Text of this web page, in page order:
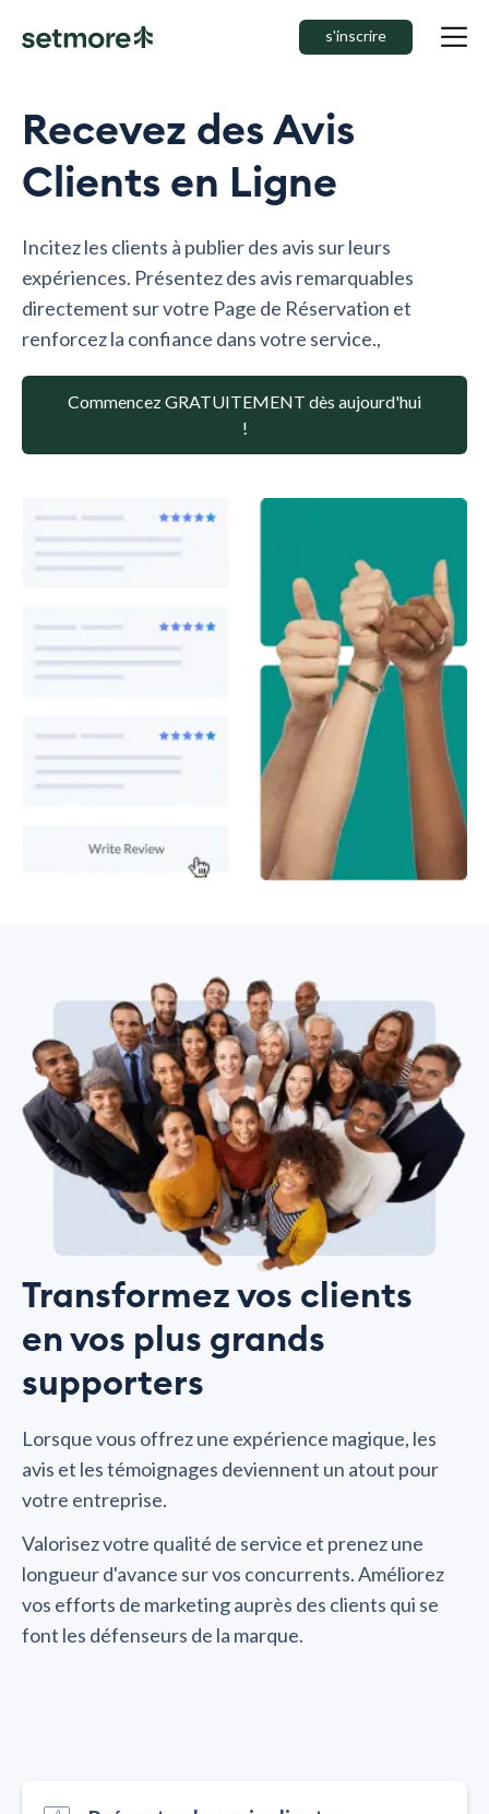
s'inscrire
Recevez des Avis
Clients en Ligne
Incitez les clients à publier des avis sur leurs
expériences. Présentez des avis remarquables
directement sur votre Page de Réservation et
renforcez la confiance dans votre service.,
Commencez GRATUITEMENT dès aujourd'hui
!
Transformez vos clients
en vos plus grands
supporters
Lorsque vous offrez une expérience magique, les
avis et les témoignages deviennent un atout pour
votre entreprise.
Valorisez votre qualité de service et prenez une
longueur d'avance sur vos concurrents. Améliorez
vos efforts de marketing auprès des clients qui se
font les défenseurs de la marque.